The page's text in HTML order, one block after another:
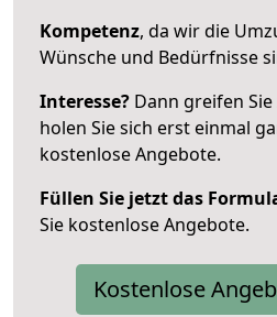
Kompetenz, da wir die
Wünsche und Bedürfnisse
Interesse? Dann greifen
holen Sie sich erst einmal
kostenlose Angebote.
Füllen Sie jetzt das
Sie kostenlose Angebote.
Kostenlose